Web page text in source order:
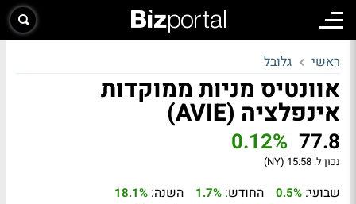
ראשי גלובל
אוונטיס מניות ממוקדות
אינפלציה (AVIE)
77.8
0.12%
נכון ל: 15:58 (NY)
שבועי: 0.5% החודש: 1.7% השנה: 18.1%